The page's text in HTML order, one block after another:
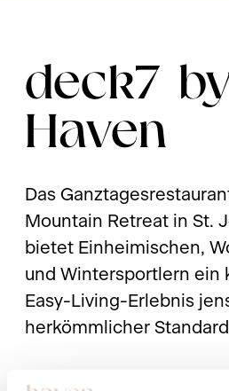
deck7
Haven
Das
Mountain Retreat in St.
bietet Einheimischen,
und Wintersportlern ein
Easy-Living-Erlebnis
herkömmlicher
Pressetext downloaden